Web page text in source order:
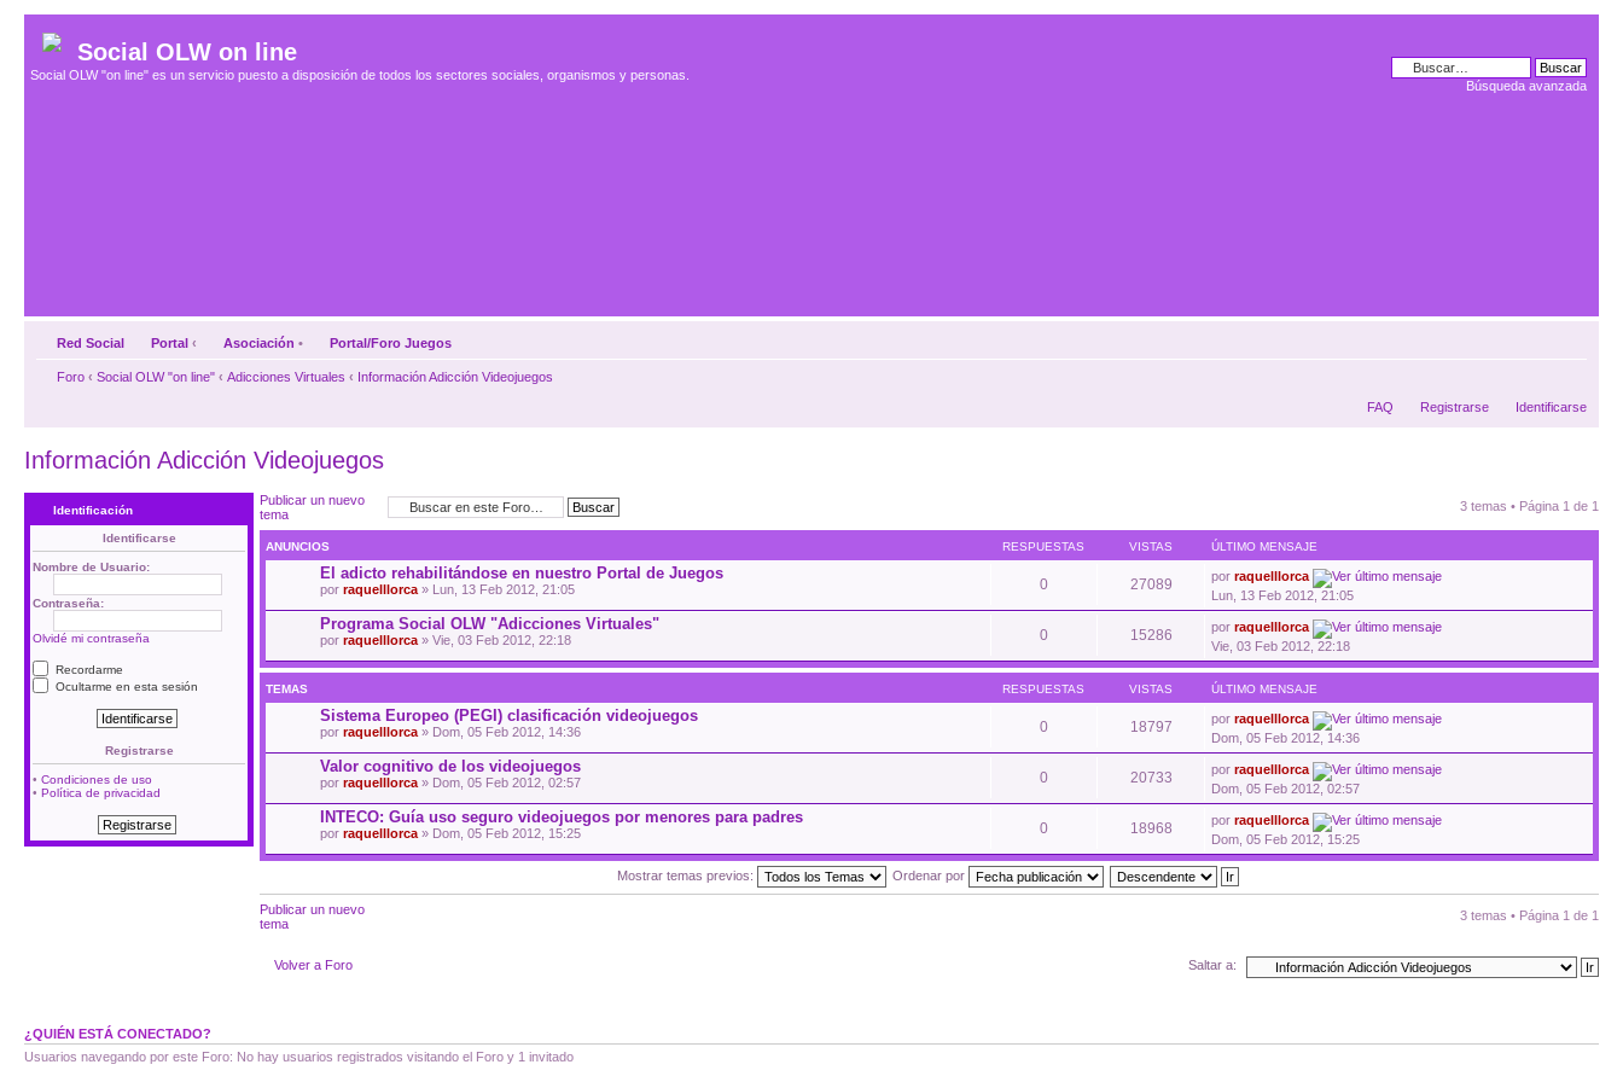
Social OLW on line
Social OLW "on line" es un servicio puesto a disposición de todos los sectores sociales, organismos y personas.
Búsqueda avanzada
Red Social Portal ‹ Asociación • Portal/Foro Juegos
Foro ‹ Social OLW "on line" ‹ Adicciones Virtuales ‹ Información Adicción Videojuegos
FAQ Registrarse Identificarse
Información Adicción Videojuegos
Identificación
Identificarse
Nombre de Usuario:
Contraseña:
Olvidé mi contraseña
Recordarme
Ocultarme en esta sesión
Registrarse
• Condiciones de uso
• Política de privacidad
Publicar un nuevo
tema
3 temas • Página 1 de 1
ANUNCIOS RESPUESTAS VISTAS ÚLTIMO MENSAJE
El adicto rehabilitándose en nuestro Portal de Juegos
por raquelllorca » Lun, 13 Feb 2012, 21:05 0 27089 porraquelllorca
Lun, 13 Feb 2012, 21:05
Programa Social OLW "Adicciones Virtuales"
por raquelllorca » Vie, 03 Feb 2012, 22:18 0 15286 porraquelllorca
Vie, 03 Feb 2012, 22:18
TEMAS RESPUESTAS VISTAS ÚLTIMO MENSAJE
Sistema Europeo (PEGI) clasificación videojuegos
por raquelllorca » Dom, 05 Feb 2012, 14:36 0 18797 porraquelllorca
Dom, 05 Feb 2012, 14:36
Valor cognitivo de los videojuegos
por raquelllorca » Dom, 05 Feb 2012, 02:57 0 20733 porraquelllorca
Dom, 05 Feb 2012, 02:57
INTECO: Guía uso seguro videojuegos por menores para padres
por raquelllorca » Dom, 05 Feb 2012, 15:25 0 18968 porraquelllorca
Dom, 05 Feb 2012, 15:25
Mostrar temas previos: Ordenar por
Publicar un nuevo
tema
3 temas • Página 1 de 1
Volver a Foro Saltar a:
¿QUIÉN ESTÁ CONECTADO?
Usuarios navegando por este Foro: No hay usuarios registrados visitando el Foro y 1 invitado